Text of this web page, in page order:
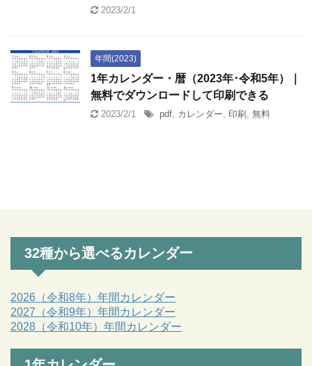
2023/2/1
年間(2023)
1年カレンダー・暦（2023年･令和5年）｜
無料でダウンロードして印刷できる
2023/2/1 pdf, カレンダー, 印刷 , 無料
32種から選べるカレンダー
2026（令和8年）年間カレンダー
2027（令和9年）年間カレンダー
2028（令和10年）年間カレンダー